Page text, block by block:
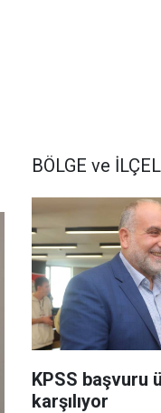
BÖLGE ve
KPSS başvuru
karşılıyor